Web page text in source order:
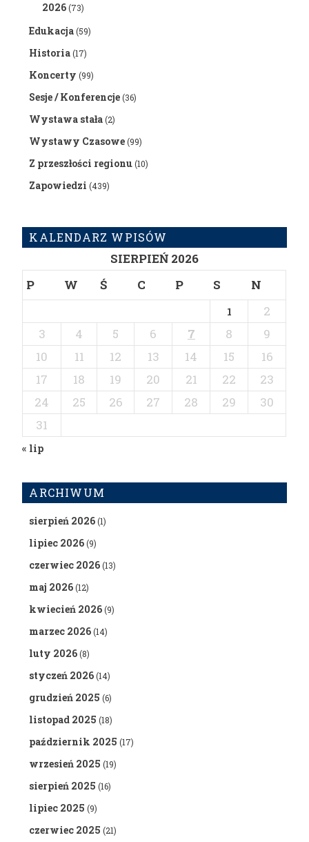
2026(73)
Edukacja(59)
Historia(17)
Koncerty (99)
Sesje / Konferencje(36)
Wystawa stała(2)
Wystawy Czasowe(99)
Z przeszłości regionu(10)
Zapowiedzi (439)
KALENDARZ WPISÓW
SIERPIEŃ 2026
P
W Ś C P S N
1
2
3
4 5 6 7 8
9
10
11 12 13 14 15
16
17
18 19 20 21 22
23
24
25 26 27 28 29
30
31
« lip
ARCHIWUM
sierpień 2026(1)
lipiec 2026(9)
czerwiec 2026(13)
maj 2026(12)
kwiecień 2026(9)
marzec 2026(14)
luty 2026(8)
styczeń 2026(14)
grudzień 2025 (6)
listopad 2025 (18)
październik 2025 (17)
wrzesień 2025 (19)
sierpień 2025 (16)
lipiec 2025 (9)
czerwiec 2025 (21)